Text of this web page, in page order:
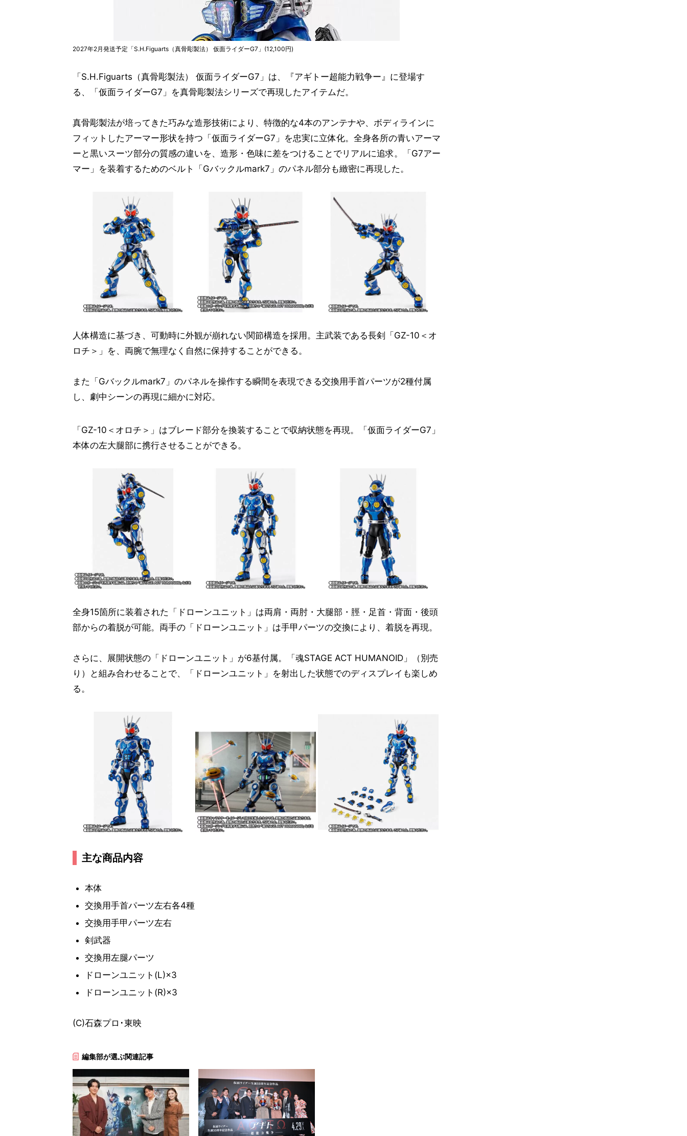
2027年2月発送予定「S.H.Figuarts（真骨彫製法） 仮面ライダーG7」(12,100円)
「S.H.Figuarts（真骨彫製法） 仮面ライダーG7」は、『アギトー超能力戦争ー』に登場す
る、「仮面ライダーG7」を真骨彫製法シリーズで再現したアイテムだ。
真骨彫製法が培ってきた巧みな造形技術により、特徴的な4本のアンテナや、ボディラインに
フィットしたアーマー形状を持つ「仮面ライダーG7」を忠実に立体化。全身各所の青いアーマ
ーと黒いスーツ部分の質感の違いを、造形・色味に差をつけることでリアルに追求。「G7アー
マー」を装着するためのベルト「Gバックルmark7」のパネル部分も緻密に再現した。
人体構造に基づき、可動時に外観が崩れない関節構造を採用。主武装である長剣「GZ-10＜オ
ロチ＞」を、両腕で無理なく自然に保持することができる。
また「Gバックルmark7」のパネルを操作する瞬間を表現できる交換用手首パーツが2種付属
し、劇中シーンの再現に細かに対応。
「GZ-10＜オロチ＞」はブレード部分を換装することで収納状態を再現。「仮面ライダーG7」
本体の左大腿部に携行させることができる。
全身15箇所に装着された「ドローンユニット」は両肩・両肘・大腿部・脛・足首・背面・後頭
部からの着脱が可能。両手の「ドローンユニット」は手甲パーツの交換により、着脱を再現。
さらに、展開状態の「ドローンユニット」が6基付属。「魂STAGE ACT HUMANOID」（別売
り）と組み合わせることで、「ドローンユニット」を射出した状態でのディスプレイも楽しめ
る。
主な商品内容
本体
交換用手首パーツ左右各4種
交換用手甲パーツ左右
剣武器
交換用左腿パーツ
ドローンユニット(L)×3
ドローンユニット(R)×3
(C)石森プロ･東映
編集部が選ぶ関連記事